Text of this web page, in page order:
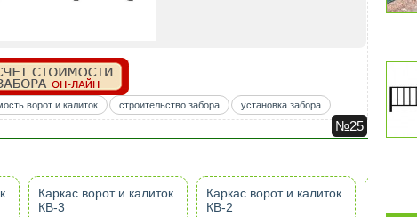
ворот и калиток строительство забора установка забора
№25
Каркас ворот и калиток
КВ-3
Каркас ворот и калиток
КВ-2